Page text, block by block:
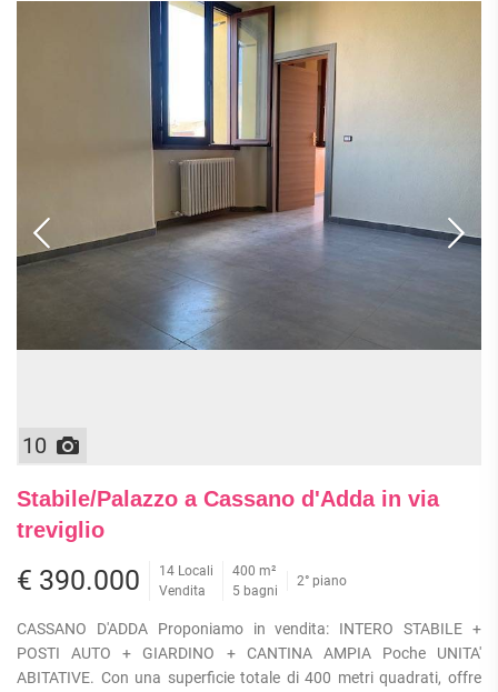
10
Stabile/Palazzo a Cassano d'Adda in via
treviglio
€ 390.000
14 Locali
Vendita
400 m²
5 bagni
2° piano
CASSANO D'ADDA Proponiamo in vendita: INTERO STABILE +
POSTI AUTO + GIARDINO + CANTINA AMPIA Poche UNITA'
ABITATIVE. Con una superficie totale di 400 metri quadrati, offre